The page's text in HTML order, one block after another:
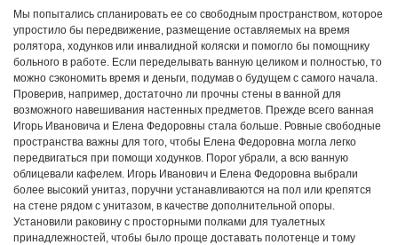
Мы попытались спланировать ее со свободным пространством, которое
упростило бы передвижение, размещение оставляемых на время
ролятора, ходунков или инвалидной коляски и помогло бы помощнику
больного в работе. Если переделывать ванную целиком и полностью, то
можно сэкономить время и деньги, подумав о будущем с самого начала.
Проверив, например, достаточно ли прочны стены в ванной для
возможного навешивания настенных предметов. Прежде всего ванная
Игорь Ивановича и Елена Федоровны стала больше. Ровные свободные
пространства важны для того, чтобы Елена Федоровна могла легко
передвигаться при помощи ходунков. Порог убрали, а всю ванную
облицевали кафелем. Игорь Иванович и Елена Федоровна выбрали
более высокий унитаз, поручни устанавливаются на пол или крепятся
на стене рядом с унитазом, в качестве дополнительной опоры.
Установили раковину с просторными полками для туалетных
принадлежностей, чтобы было проще доставать полотенце и тому